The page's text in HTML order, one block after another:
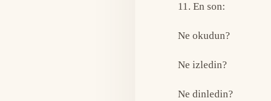
11. En son:
Ne okudun?
Ne izledin?
Ne dinledin?